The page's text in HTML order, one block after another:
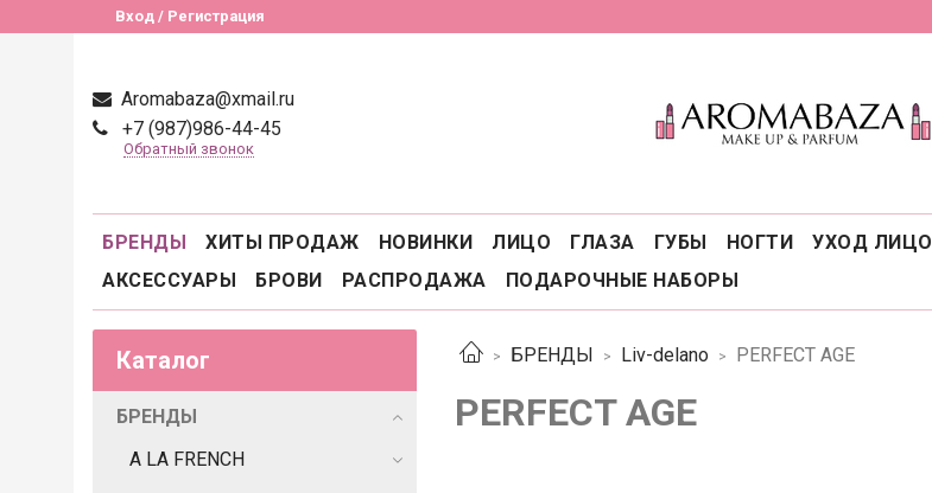
Вход / Регистрация
Aromabaza@xmail.ru
+7 (987)986-44-45
Обратный звонок
БРЕНДЫ ХИТЫ ПРОДАЖ НОВИНКИ ЛИЦО ГЛАЗА ГУБЫ НОГТИ УХОД ЛИЦО
АКСЕССУАРЫ
БРОВИ РАСПРОДАЖА ПОДАРОЧНЫЕ НАБОРЫ
БРЕНДЫ Liv-delano PERFECT AGE
PERFECT AGE
Каталог
БРЕНДЫ
A LA FRENCH